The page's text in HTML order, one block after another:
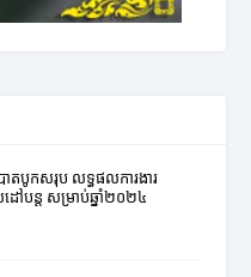
តបូកសរុប លទ្ធផលការងារ
បន្ត សម្រាប់ឆ្នាំ២០២៤